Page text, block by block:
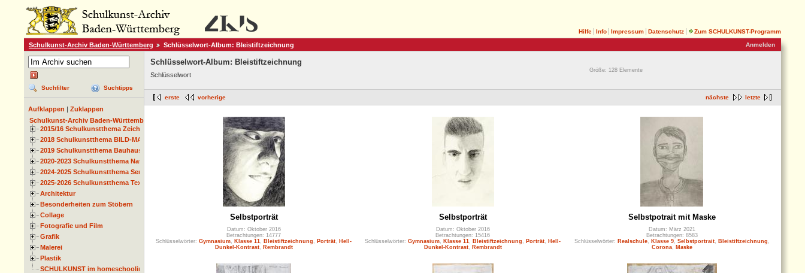
Hilfe Info Impressum Datenschutz
Zum SCHULKUNST-Programm
Anmelden
Schulkunst-Archiv Baden-Württemberg Schlüsselwort-Album: Bleistiftzeichnung
Suchfilter Suchtipps
Aufklappen
Zuklappen
Schulkunst-Archiv Baden-Württemberg
2015/16 Schulkunstthema Zeichnen
2018 Schulkunstthema BILD-MATERIAL-OBJEKT
2019 Schulkunstthema Bauhaus
2020-2023 Schulkunstthema Natur und Zeit
2024-2025 Schulkunstthema Serie
2025-2026 Schulkunstthema Textil
Architektur
Besonderheiten zum Stöbern
Collage
Fotografie und Film
Grafik
Malerei
Plastik
SCHULKUNST im homeschooling
Schlüsselwort-Album: Bleistiftzeichnung
Schlüsselwort
Größe: 128 Elemente
nächste letzte
erste vorherige
Selbstporträt
Datum: Oktober 2016
Betrachtungen: 14777
Schlüsselwörter: Gymnasium Klasse 11 Bleistiftzeichnung Porträt
Hell-
Dunkel-Kontrast, Rembrandt
Selbstporträt
Datum: Oktober 2016
Betrachtungen: 15416
Schlüsselwörter: Gymnasium Klasse 11 Bleistiftzeichnung Porträt
Hell-
Dunkel-Kontrast, Rembrandt
Selbstpotrait mit Maske
Datum: März 2021
Betrachtungen: 8583
Schlüsselwörter: Realschule, Klasse 9, Selbstportrait, Bleistiftzeichnung
Corona, Maske